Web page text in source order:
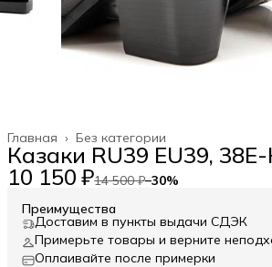
Без категории
Главная ›
Казаки RU39 EU39,
10 150 ₽14 500 ₽−30%
Преимущества
Доставим в пункты выдачи СДЭК
Примерьте товары и верните
Оплаивайте после примерки